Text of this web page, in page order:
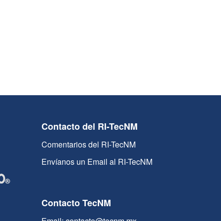
Contacto del RI-TecNM
Comentarios del RI-TecNM
Envíanos un Email al RI-TecNM
Contacto TecNM